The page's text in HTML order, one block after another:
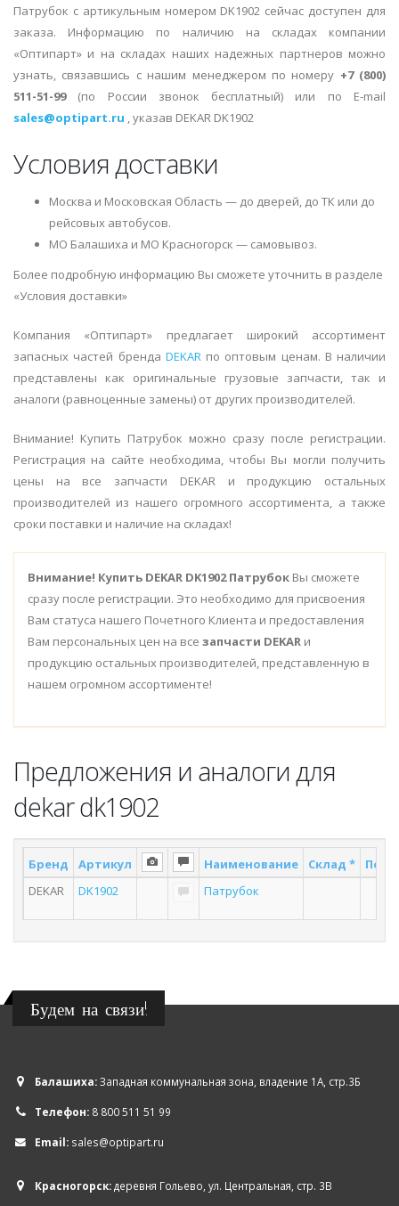
Патрубок с артикульным номером DK1902 сейчас доступен для
заказа. Информацию по наличию на складах компании
«Оптипарт» и на складах наших надежных партнеров можно
узнать, связавшись с нашим менеджером по номеру +7 (800)
511-51-99(по России звонок бесплатный) или по E-mail
sales@optipart.ru , указав DEKAR DK1902
Условия доставки
Москва и Московская Область — до дверей, до ТК или до
рейсовых автобусов.
МО Балашиха и МО Красногорск — самовывоз.
Более подробную информацию Вы сможете уточнить в разделе
«Условия доставки»
Компания «Оптипарт» предлагает широкий ассортимент
запасных частей бренда DEKARпо оптовым ценам. В наличии
представлены как оригинальные грузовые запчасти, так и
аналоги (равноценные замены) от других производителей.
Внимание! Купить Патрубок можно сразу после регистрации.
Регистрация на сайте необходима, чтобы Вы могли получить
цены на все запчасти DEKAR и продукцию остальных
производителей из нашего огромного ассортимента, а также
сроки поставки и наличие на складах!
Внимание! Купить DEKAR DK1902 Патрубок Вы сможете
сразу после регистрации. Это необходимо для присвоения
Вам статуса нашего Почетного Клиента и предоставления
Вам персональных цен на все запчасти DEKAR и
продукцию остальных производителей, представленную в
нашем огромном ассортименте!
Предложения и аналоги для
dekar dk1902
Бренд Артикул Наименование Склад *
DEKAR
DK1902 Патрубок
Будем на связи!
Балашиха:Западная коммунальная зона, владение 1А, стр.3Б
Телефон: 8 800 511 51 99
Email: sales@optipart.ru
Красногорск:деревня Гольево, ул. Центральная, стр. 3В